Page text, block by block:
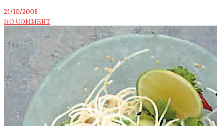
21/10/2008
No Comment